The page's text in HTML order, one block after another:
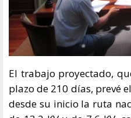
El trabajo proyectado,
plazo de 210 días, prevé
desde su inicio la ruta